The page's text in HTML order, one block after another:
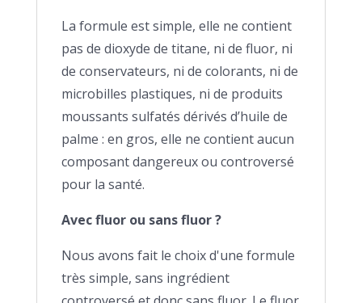
La formule est simple, elle ne contient
pas de dioxyde de titane, ni de fluor, ni
de conservateurs, ni de colorants, ni de
microbilles plastiques, ni de produits
moussants sulfatés dérivés d’huile de
palme : en gros, elle ne contient aucun
composant dangereux ou controversé
pour la santé.
Avec fluor ou sans fluor ?
Nous avons fait le choix d'une formule
très simple, sans ingrédient